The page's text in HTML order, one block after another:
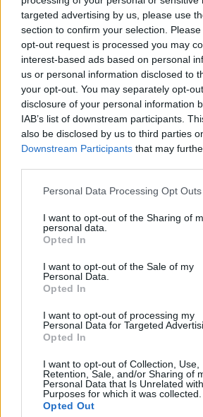
targeted advertising by us, please use
section to confirm your selection.
opt-out request is processed you may
interest-based ads based on personal
us or personal information disclosed to
your opt-out. You may separately opt-
disclosure of your personal information
IAB’s list of downstream participants.
also be disclosed by us to third parties
Downstream Participants that may
Please note that this website/app uses
not limited to your visit or usage
grant or deny consent to Google and its
use your data for below specified
consent section.
Personal Data Processing Opt Outs
I want to opt-out of the Sharing of
personal data.
Opted In
I want to opt-out of the Sale of my
Personal Data.
Opted In
I want to opt-out of processing my
Personal Data for Targeted
Opted In
I want to opt-out of Collection, Use,
Retention, Sale, and/or Sharing of
Personal Data that Is Unrelated
Purposes for which it was collected.
Opted Out
Για τη σχέση της με τον σύζυγό
«Είμαστε 13 χρόνια μαζί με τον